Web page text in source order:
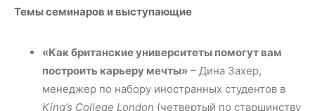
Темы семинаров и выступающие
«Как британские университеты помогут вам
построить карьеру мечты» – Дина Захер,
менеджер по набору иностранных студентов в
King’s College London (четвертый по старшинству